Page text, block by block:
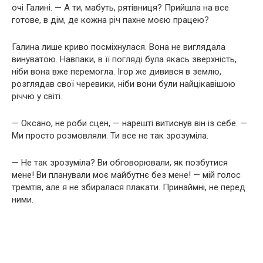
очі Галині. — А ти, мабуть, рятівниця? Прийшла на все
готове, в дім, де кожна річ пахне моєю працею?
Галина лише криво посміхнулася. Вона не виглядала
винуватою. Навпаки, в її погляді була якась зверхність,
ніби вона вже перемогла. Ігор же дивився в землю,
розглядав свої черевики, ніби вони були найцікавішою
річчю у світі.
— Оксано, не роби сцен, — нарешті витиснув він із себе. —
Ми просто розмовляли. Ти все не так зрозуміла.
— Не так зрозуміла? Ви обговорювали, як позбутися
мене! Ви планували моє майбутнє без мене! — мій голос
тремтів, але я не збиралася плакати. Принаймні, не перед
ними.